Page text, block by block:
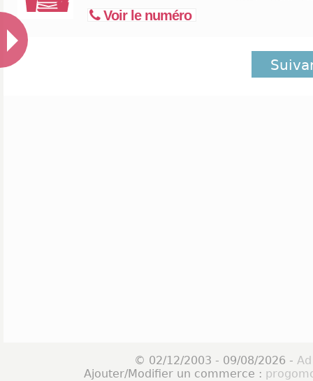
Voir le numéro
© 02/12/2003 - 09/08/2026 -
Ajouter/Modifier un commerce :